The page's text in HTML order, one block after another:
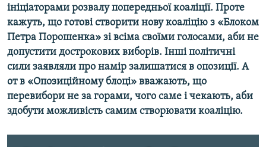
ініціаторами розвалу попередньої коаліції. Проте
кажуть, що готові створити нову коаліцію з «Блоком
Петра Порошенка» зі всіма своїми голосами, аби не
допустити дострокових виборів. Інші політичні
сили заявляли про намір залишатися в опозиції. А
от в «Опозиційному блоці» вважають, що
перевибори не за горами, чого саме і чекають, аби
здобути можливість самим створювати коаліцію.